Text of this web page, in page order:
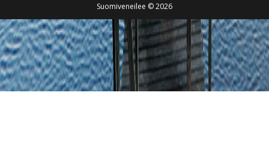
Suomiveneilee © 2026